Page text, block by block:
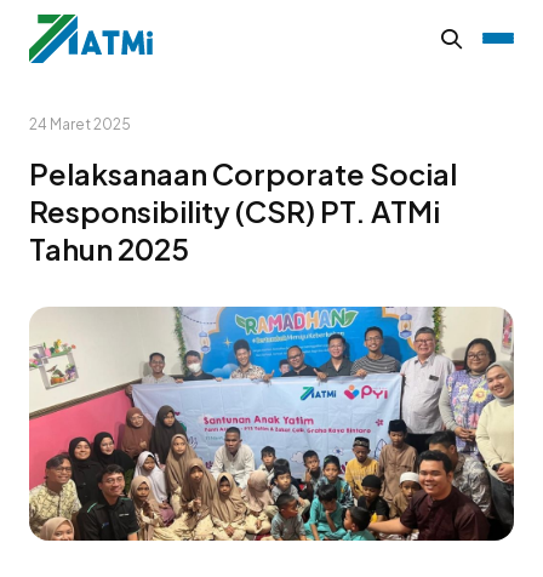
24 Maret 2025
Pelaksanaan Corporate Social
Responsibility (CSR) PT. ATMi
Tahun 2025